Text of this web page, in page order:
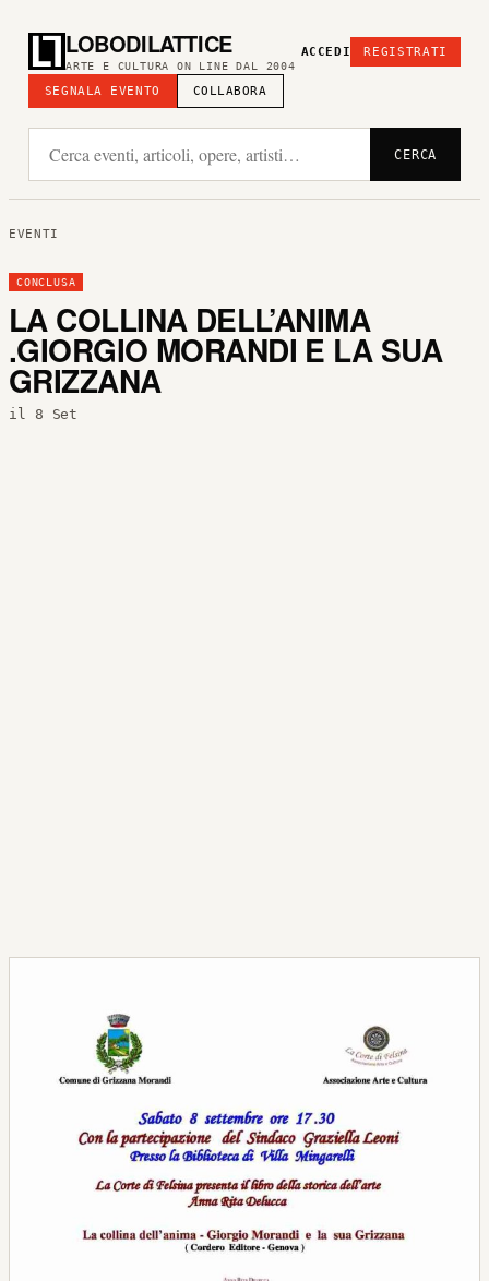
LOBODILATTICE
ARTE E CULTURA ON LINE DAL 2004
SEGNALA EVENTO COLLABORA
ACCEDI REGISTRATI
CERCA
EVENTI
CONCLUSA
LA COLLINA DELL’ANIMA
.GIORGIO MORANDI E LA SUA
GRIZZANA
il 8 Set